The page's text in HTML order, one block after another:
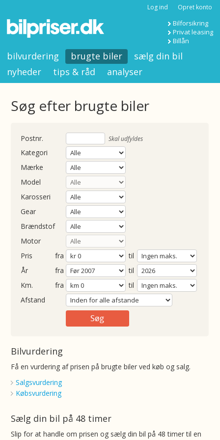
Log ind Opret konto
Bilforsikring
Privat leasing
Billån
bilvurdering brugte biler
sælg din bil
nyheder
tips & råd analyser
Søg efter brugte biler
Skal udfyldes
Kategori
Mærke
Model
Karosseri
Gear
Brændstof
Motor
Pris
fra
til
fra
til
fra
til
Afstand
Bilvurdering
Få en vurdering af prisen på brugte biler ved køb og salg.
Salgsvurdering
Købsvurdering
Sælg din bil på 48 timer
Slip for at handle om prisen og sælg din bil på 48 timer til en